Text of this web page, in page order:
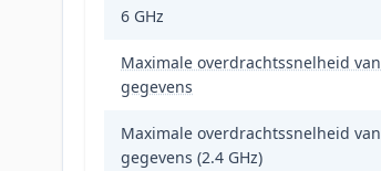
6 GHz
Maximale overdrachtssnelheid van
gegevens
Maximale overdrachtssnelheid van
gegevens (2.4 GHz)